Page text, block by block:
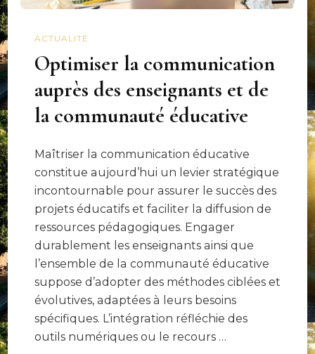
ACTUALITÉ
Optimiser la communication
auprès des enseignants et de
la communauté éducative
Maîtriser la communication éducative
constitue aujourd’hui un levier stratégique
incontournable pour assurer le succès des
projets éducatifs et faciliter la diffusion de
ressources pédagogiques. Engager
durablement les enseignants ainsi que
l’ensemble de la communauté éducative
suppose d’adopter des méthodes ciblées et
évolutives, adaptées à leurs besoins
spécifiques. L’intégration réfléchie des
outils numériques ou le recours …